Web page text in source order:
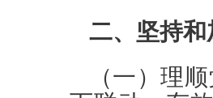
二、坚持
（一）理